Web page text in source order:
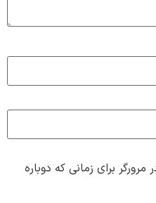
برای زمانی که دوباره